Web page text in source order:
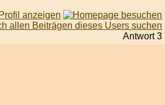
Antwort 3